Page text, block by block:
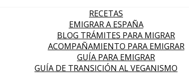
RECETAS
EMIGRAR A ESPAÑA
BLOG TRÁMITES PARA MIGRAR
ACOMPAÑAMIENTO PARA EMIGRAR
GUÍA PARA EMIGRAR
GUÍA DE TRANSICIÓN AL VEGANISMO